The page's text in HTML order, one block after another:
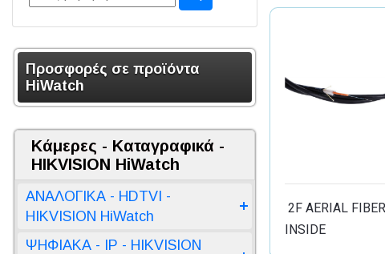
Προσφορές σε προϊόντα
HiWatch
Κάμερες - Καταγραφικά -
HIKVISION HiWatch
ΑΝΑΛΟΓΙΚΑ - HDTVI -
HIKVISION HiWatch
ΨΗΦΙΑΚΑ - IP - HIKVISION
2F AERIAL
INSIDE